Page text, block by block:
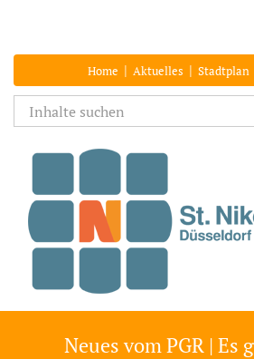
Home | Aktuelles | Stadtplan
Neues vom PGR | Es